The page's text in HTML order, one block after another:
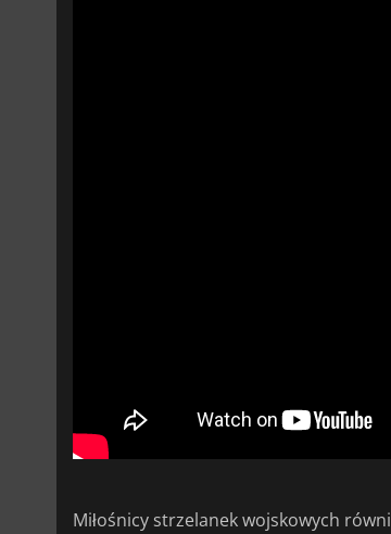
Miłośnicy strzelanek wojskowych